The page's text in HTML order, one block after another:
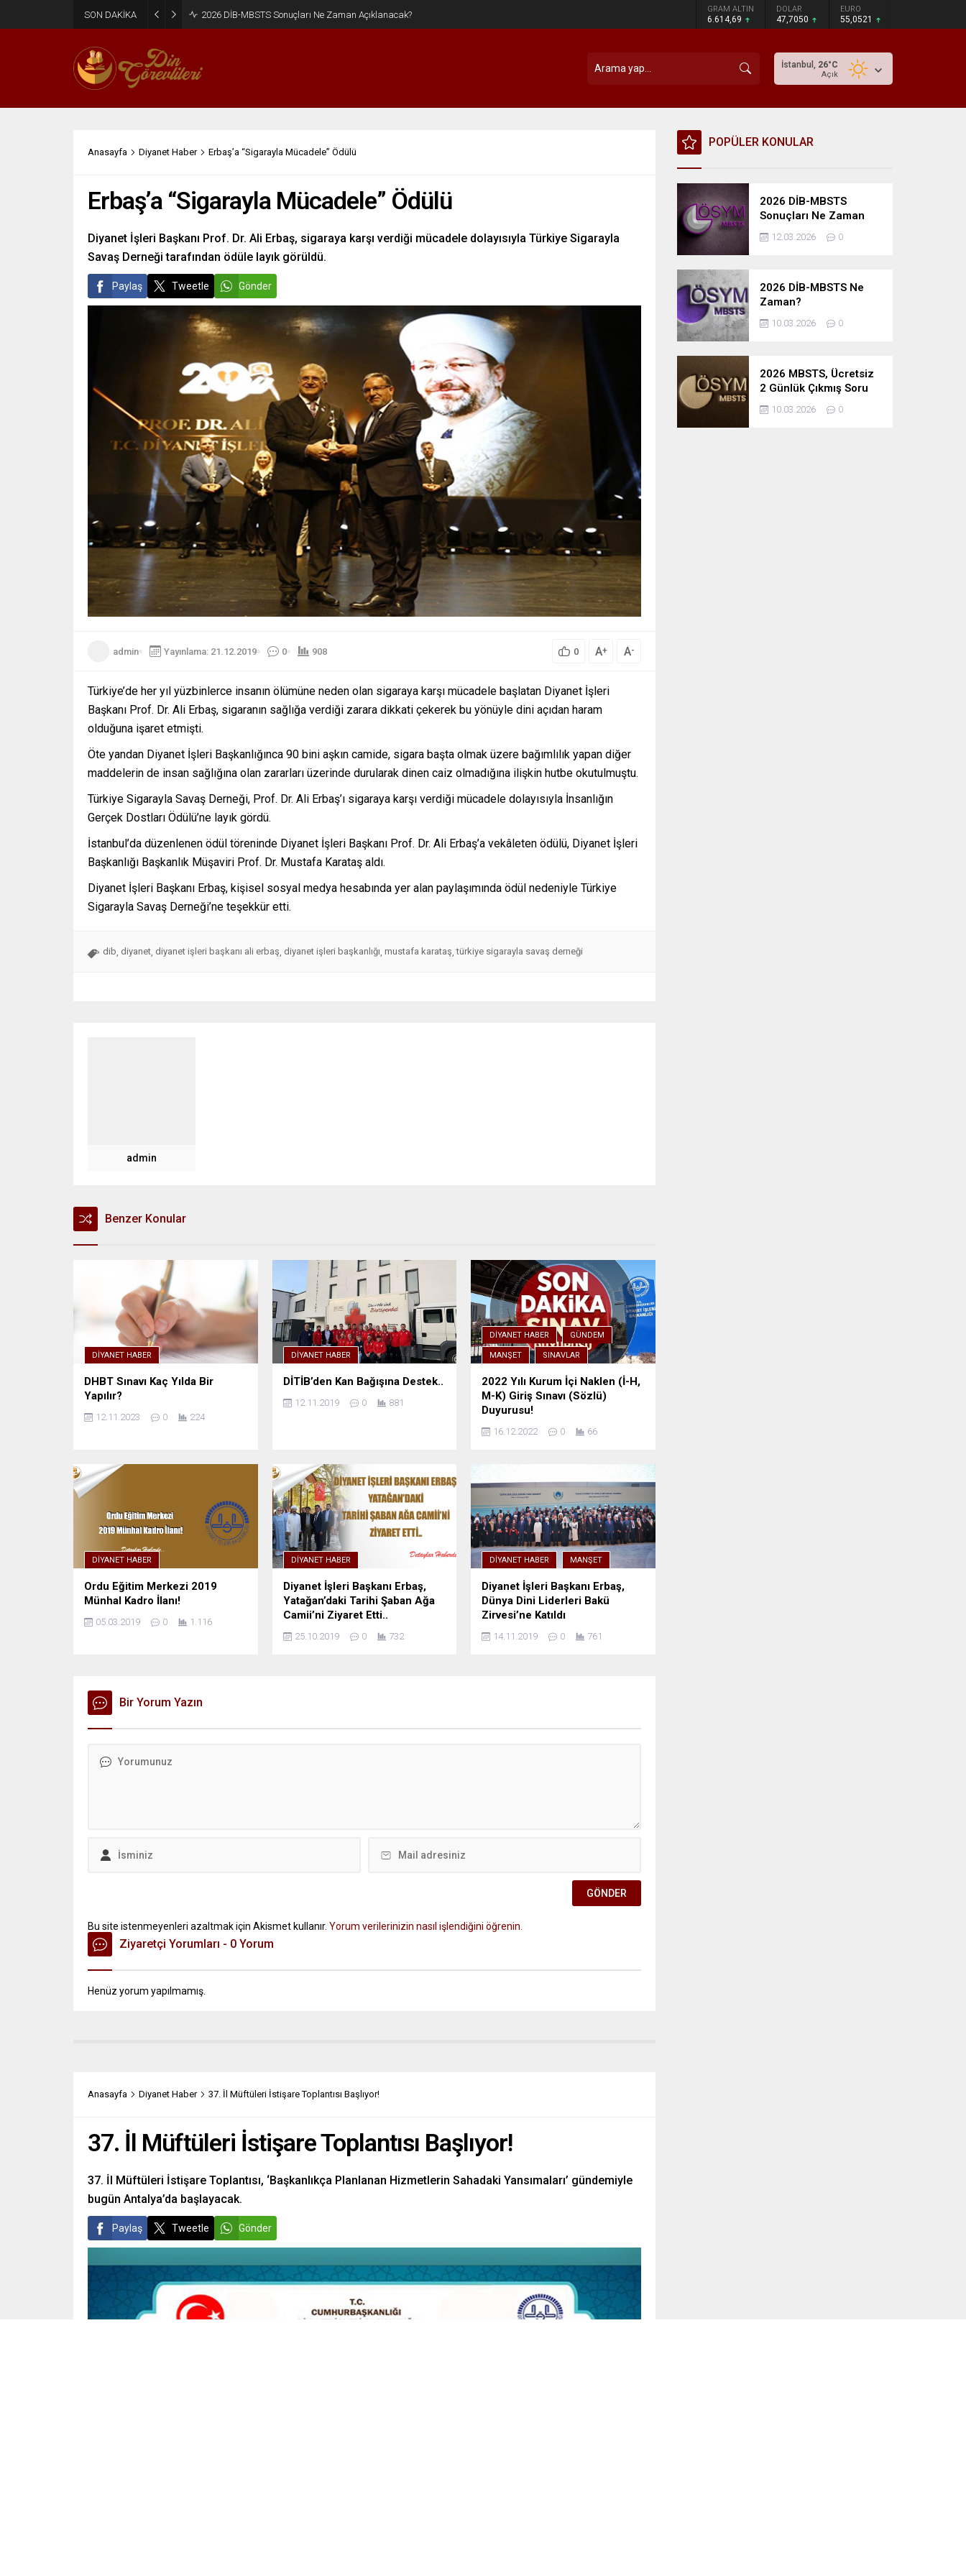
SON DAKİKA 2026 DİB-MBSTS Ne Zaman? GRAM ALTIN
6.614,69
DOLAR
47,7050
EURO
55,0521
İstanbul, 26°C
Açık
Anasayfa Diyanet Haber Erbaş’a “Sigarayla Mücadele” Ödülü
Erbaş’a “Sigarayla Mücadele” Ödülü
Diyanet İşleri Başkanı Prof. Dr. Ali Erbaş, sigaraya karşı verdiği mücadele dolayısıyla Türkiye Sigarayla
Savaş Derneği tarafından ödüle layık görüldü.
Paylaş Tweetle Gönder
admin Yayınlama: 21.12.2019 0 908 0 A+ A-
Türkiye’de her yıl yüzbinlerce insanın ölümüne neden olan sigaraya karşı mücadele başlatan Diyanet İşleri
Başkanı Prof. Dr. Ali Erbaş, sigaranın sağlığa verdiği zarara dikkati çekerek bu yönüyle dini açıdan haram
olduğuna işaret etmişti.
Öte yandan Diyanet İşleri Başkanlığınca 90 bini aşkın camide, sigara başta olmak üzere bağımlılık yapan diğer
maddelerin de insan sağlığına olan zararları üzerinde durularak dinen caiz olmadığına ilişkin hutbe okutulmuştu.
Türkiye Sigarayla Savaş Derneği, Prof. Dr. Ali Erbaş’ı sigaraya karşı verdiği mücadele dolayısıyla İnsanlığın
Gerçek Dostları Ödülü’ne layık gördü.
İstanbul’da düzenlenen ödül töreninde Diyanet İşleri Başkanı Prof. Dr. Ali Erbaş’a vekâleten ödülü, Diyanet İşleri
Başkanlığı Başkanlık Müşaviri Prof. Dr. Mustafa Karataş aldı.
Diyanet İşleri Başkanı Erbaş, kişisel sosyal medya hesabında yer alan paylaşımında ödül nedeniyle Türkiye
Sigarayla Savaş Derneği’ne teşekkür etti.
dib, diyanet, diyanet işleri başkanı ali erbaş, diyanet işleri başkanlığı, mustafa karataş,türkiye sigarayla savaş derneği
admin
Benzer Konular
DIYANET HABER
DHBT Sınavı Kaç Yılda Bir
Yapılır?
12.11.2023 0 224
DIYANET HABER
DİTİB’den Kan Bağışına Destek..
12.11.2019 0 881
DIYANET HABER GÜNDEM
MANŞET SINAVLAR
2022 Yılı Kurum İçi Naklen (İ-H,
M-K) Giriş Sınavı (Sözlü)
Duyurusu!
16.12.2022 0 66
DIYANET HABER
Ordu Eğitim Merkezi 2019
Münhal Kadro İlanı!
05.03.2019 0 1.116
DIYANET HABER
Diyanet İşleri Başkanı Erbaş,
Yatağan’daki Tarihi Şaban Ağa
Camii’ni Ziyaret Etti..
25.10.2019 0 732
DIYANET HABER MANŞET
Diyanet İşleri Başkanı Erbaş,
Dünya Dini Liderleri Bakü
Zirvesi’ne Katıldı
14.11.2019 0 761
Bir Yorum Yazın
Bu site istenmeyenleri azaltmak için Akismet kullanır. Yorum verilerinizin nasıl işlendiğini öğrenin.
Ziyaretçi Yorumları - 0 Yorum
Henüz yorum yapılmamış.
Anasayfa Diyanet Haber 37. İl Müftüleri İstişare Toplantısı Başlıyor!
37. İl Müftüleri İstişare Toplantısı Başlıyor!
37. İl Müftüleri İstişare Toplantısı, ‘Başkanlıkça Planlanan Hizmetlerin Sahadaki Yansımaları’ gündemiyle
bugün Antalya’da başlayacak.
Paylaş Tweetle Gönder
POPÜLER KONULAR
2026 DİB-MBSTS
Sonuçları Ne Zaman
Açıklanacak?
12.03.2026 0
2026 DİB-MBSTS Ne
Zaman?
10.03.2026 0
2026 MBSTS, Ücretsiz
2 Günlük Çıkmış Soru
Çözüm Kampı
10.03.2026 0